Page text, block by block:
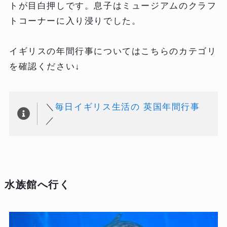
トが目白押しです。息子はミュージアムのクラフ
トコーナーに入り浸りでした。
イギリスの年間行事についてはこちらのカテゴリ
を確認ください↓
＼ 毎日イギリス生活の 英国年間行事
／
水族館へ行く